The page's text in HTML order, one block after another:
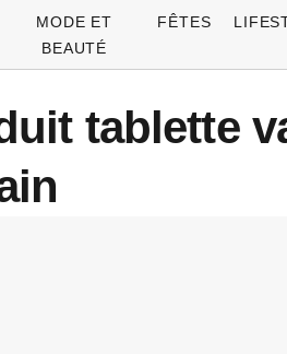
MODE ET
BEAUTÉ
FÊTES
tablette